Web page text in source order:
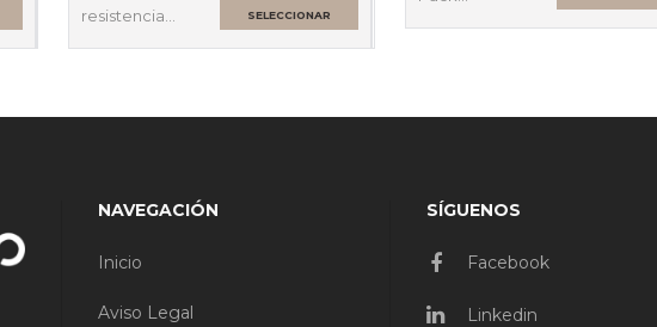
resistencia…
SELECCIONAR
NAVEGACIÓN
Inicio
Aviso Legal
SÍGUENOS
Facebook
Linkedin